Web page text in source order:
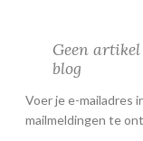
Geen artikel
blog
Voer je e-mailadres
mailmeldingen te